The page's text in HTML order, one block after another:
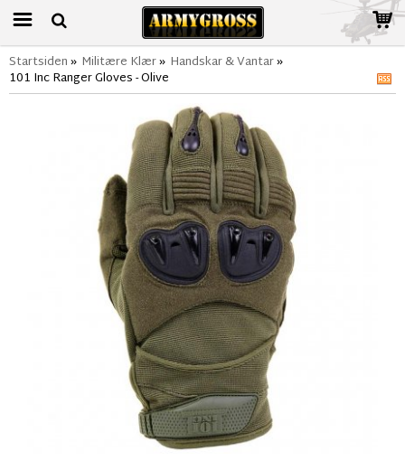
Startsiden» Militære Klær» Handskar & Vantar»
101 Inc Ranger Gloves - Olive